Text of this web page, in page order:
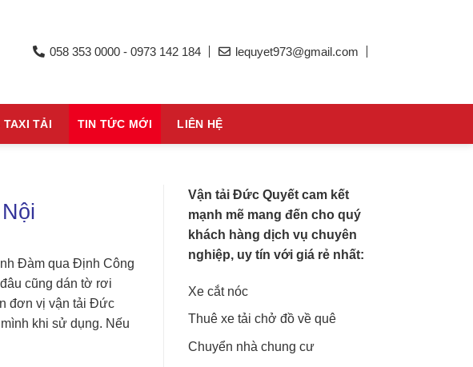
058 353 0000 - 0973 142 184 lequyet973@gmail.com
TAXI TẢI TIN TỨC MỚI LIÊN HỆ
Đàm qua Định Công
cũng dán tờ rơi
đơn vị vận tải Đức
khi sử dụng. Nếu
Vận tải Đức Quyết cam kết
mạnh mẽ mang đến cho quý
khách hàng dịch vụ chuyên
nghiệp, uy tín với giá rẻ nhất:
Xe cắt nóc
Thuê xe tải chở đồ về quê
Chuyển nhà chung cư